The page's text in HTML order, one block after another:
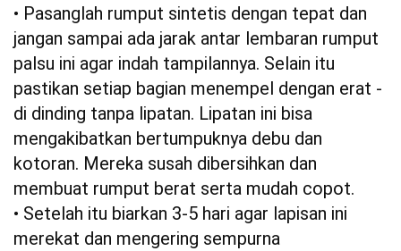
• Pasanglah rumput sintetis dengan tepat dan
jangan sampai ada jarak antar lembaran rumput
palsu ini agar indah tampilannya. Selain itu
pastikan setiap bagian menempel dengan erat -
di dinding tanpa lipatan. Lipatan ini bisa
mengakibatkan bertumpuknya debu dan
kotoran. Mereka susah dibersihkan dan
membuat rumput berat serta mudah copot.
• Setelah itu biarkan 3-5 hari agar lapisan ini
merekat dan mengering sempurna